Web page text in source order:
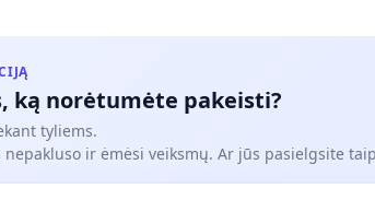
ką norėtumėte pakeisti?
tyliems.
ir ėmėsi veiksmų. Ar jūs pasielgsite